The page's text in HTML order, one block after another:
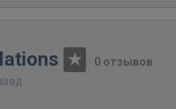
· 0 отзывов